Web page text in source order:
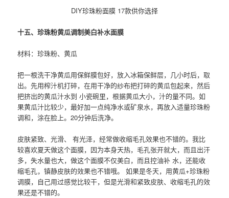
DIY珍珠粉面膜 17款供你选择
十五、珍珠粉黄瓜调制美白补水面膜
材料：珍珠粉、黄瓜
把一根洗干净黄瓜用保鲜膜包好，放入冰箱保鲜层，几小时后，取
出。先用榨汁机打碎，在用干净的纱布把打碎的黄瓜包起来，然后
把挤出的黄瓜汁水到 小瓷碗里，根据黄瓜大小，汁的量不同。如
果黄瓜汁比较少，最好加一点纯净水或矿泉水，再放入适量珍珠粉
调和，涂在脸上。20分钟后洗净。
皮肤紧致、光滑、 有光泽，经常做收缩毛孔效果也不错的。我比
较喜欢夏天做这个面膜，因为本身天热，毛孔张开就大，而且出汗
多，失水量也大，做这个面膜不仅美白，而且控油补 水，还能收
缩毛孔，镇静皮肤的效果也不错哦。 如果是冬天，用黄瓜+珍珠粉
调膜，自己用过感觉比较干，但是光滑和紧致皮肤、收缩毛孔的效
果还是不错的。